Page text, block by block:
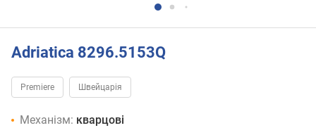
Adriatica 8296.5153Q
Premiere Швейцарія
Механізм: кварцові